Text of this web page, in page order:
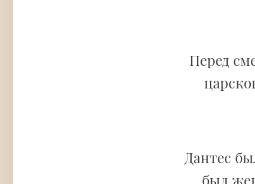
Перед
Дантес
был